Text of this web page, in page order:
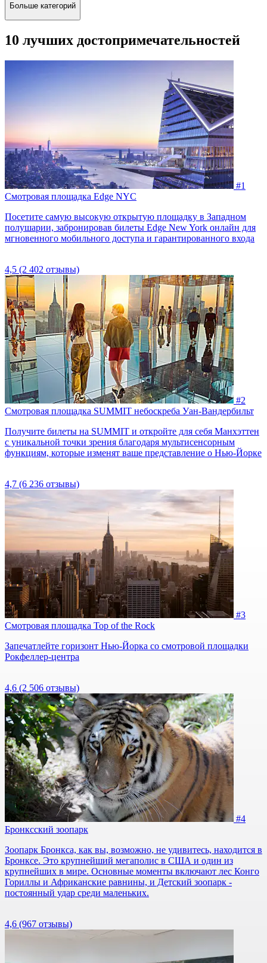
Больше категорий
10 лучших достопримечательностей
#1
Смотровая площадка Edge NYC
Посетите самую высокую открытую площадку в Западном
полушарии, забронировав билеты Edge New York онлайн для
мгновенного мобильного доступа и гарантированного входа
4,5 (2 402 отзывы)
#2
Смотровая площадка SUMMIT небоскреба Уан-Вандербильт
Получите билеты на SUMMIT и откройте для себя Манхэттен
с уникальной точки зрения благодаря мультисенсорным
функциям, которые изменят ваше представление о Нью-Йорке
4,7 (6 236 отзывы)
#3
Смотровая площадка Top of the Rock
Запечатлейте горизонт Нью-Йорка со смотровой площадки
Рокфеллер-центра
4,6 (2 506 отзывы)
#4
Бронксский зоопарк
Зоопарк Бронкса, как вы, возможно, не удивитесь, находится в
Бронксе. Это крупнейший мегаполис в США и один из
крупнейших в мире. Основные моменты включают лес Конго
Гориллы и Африканские равнины, и Детский зоопарк -
постоянный удар среди маленьких.
4,6 (967 отзывы)